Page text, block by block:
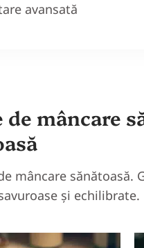
avansată
mâncare
mâncare sănătoasă.
și echilibrate.